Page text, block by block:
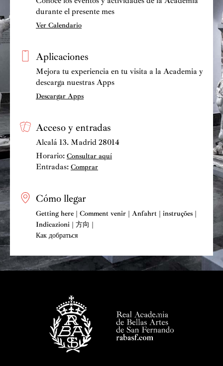
Carmen, de Bizet (Liceu de Barcelona), Premio
Lucrecia Arana; Premio Federico Romero de la SGAE;
Premio Fundación Coca-Cola España. En 2007,
además, fue galardonada con el Premio de Cultura en la
modalidad de Música que otorga la Comunidad de
Madrid.
durante el presente mes
Ver Calendario
Aplicaciones
Mejora tu experiencia en tu visita a la Academia y
descarga nuestras Apps
Descargar Apps
Acceso y entradas
Alcalá 13. Madrid 28014
Horario: Consultar aquí
Entradas: Comprar
Cómo llegar
Getting here | Comment venir | Anfahrt | instruções |
Indicazioni | 方向 |
Как добраться